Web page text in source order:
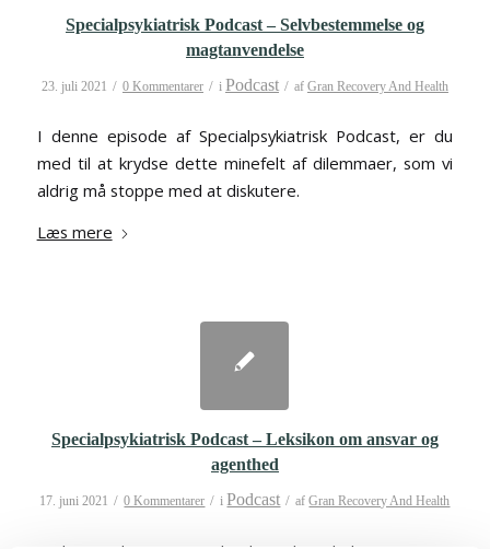
Specialpsykiatrisk Podcast – Selvbestemmelse og
magtanvendelse
23. juli 2021 / 0 Kommentarer / i Podcast / af Gran Recovery And Health
I denne episode af Specialpsykiatrisk Podcast, er du
med til at krydse dette minefelt af dilemmaer, som vi
aldrig må stoppe med at diskutere.
Læs mere
Specialpsykiatrisk Podcast – Leksikon om ansvar og
agenthed
17. juni 2021 / 0 Kommentarer / i Podcast / afGran Recovery And Health